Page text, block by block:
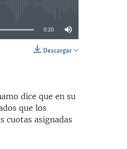
0:20
Descargar
dice que en su
que los
cuotas asignadas